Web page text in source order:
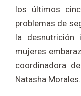
los últimos
problemas de
la desnutrición
mujeres
coordinadora
Natasha Morales.